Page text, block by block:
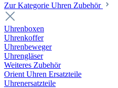
Zur Kategorie Uhren Zubehör
Uhrenboxen
Uhrenkoffer
Uhrenbeweger
Uhrengläser
Weiteres Zubehör
Orient Uhren Ersatzteile
Uhrenersatzteile